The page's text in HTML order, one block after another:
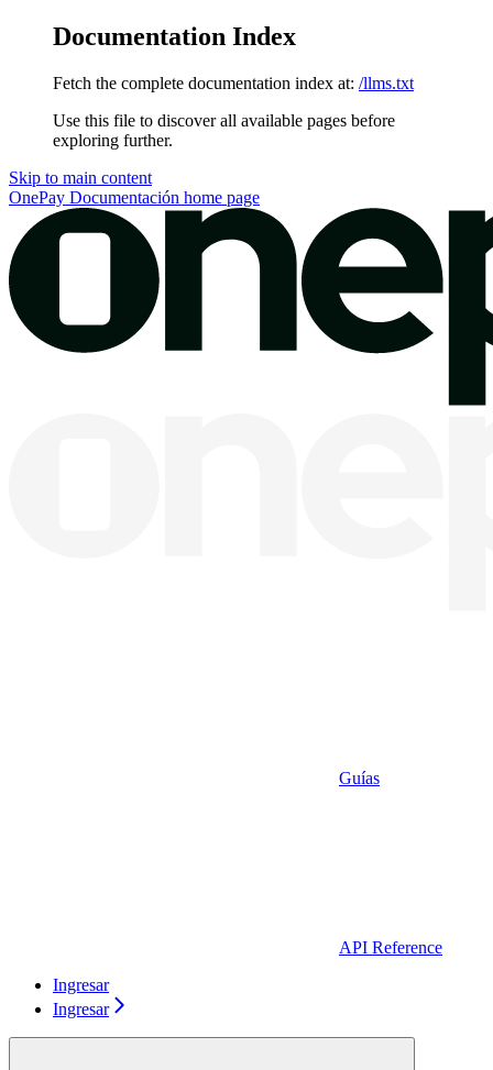
Documentation Index
Fetch the complete documentation index at: /llms.txt
Use this file to discover all available pages before
exploring further.
Skip to main content
OnePay Documentación home page
Guías
API Reference
Ingresar
Ingresar